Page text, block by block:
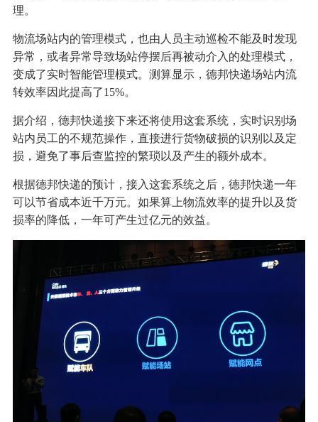
理。
物流场站内的管理模式，也由人员主动巡检不能及时发现
异常，或者异常导致场站停摆后再被动介入的处理模式，
变成了实时智能管理模式。测算显示，德邦快递场站内流
转效率因此提高了15%。
据介绍，德邦快递接下来还将使用这套系统，实时识别场
站内员工的不规范操作，直接进行货物破损的识别以及定
损，避免了事后查监控的繁琐以及产生的额外成本。
根据德邦快递的预计，接入这套系统之后，德邦快递一年
可以节省成本近千万元。如果算上物流效率的提升以及货
损率的降低，一年可产生过亿元的效益。